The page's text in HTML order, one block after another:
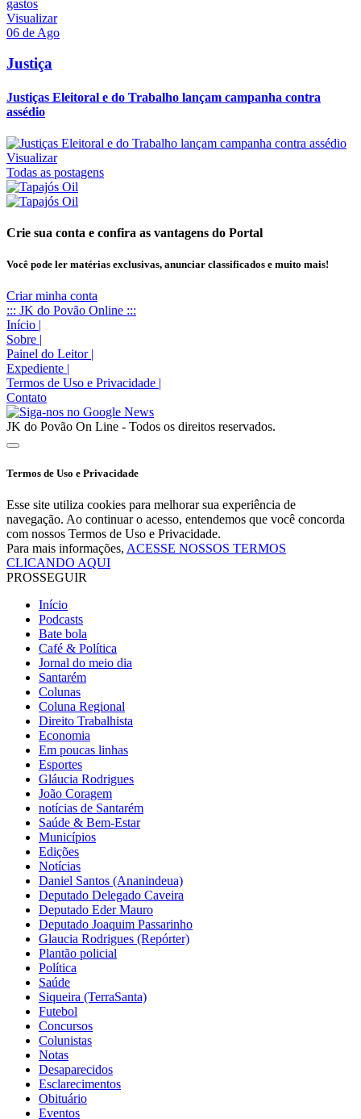
Visualizar
06 de Ago
Justiça
Justiças Eleitoral e do Trabalho lançam campanha contra
assédio
Visualizar
Todas as postagens
Crie sua conta e confira as vantagens do Portal
Você pode ler matérias exclusivas, anunciar classificados e muito mais!
Criar minha conta
::: JK do Povão Online :::
Início
Sobre
Painel do Leitor
Expediente
Termos de Uso e Privacidade
Contato
JK do Povão On Line - Todos os direitos reservados.
Termos de Uso e Privacidade
Esse site utiliza cookies para melhorar sua experiência de
navegação. Ao continuar o acesso, entendemos que você concorda
com nossos Termos de Uso e Privacidade.
Para mais informações, ACESSE NOSSOS TERMOS
CLICANDO AQUI
PROSSEGUIR
Início
Podcasts
Bate bola
Café & Política
Jornal do meio dia
Santarém
Colunas
Coluna Regional
Direito Trabalhista
Economia
Em poucas linhas
Esportes
Gláucia Rodrigues
João Coragem
notícias de Santarém
Saúde & Bem-Estar
Municípios
Edições
Notícias
Daniel Santos (Ananindeua)
Deputado Delegado Caveira
Deputado Eder Mauro
Deputado Joaquim Passarinho
Glaucia Rodrigues (Repórter)
Plantão policial
Política
Saúde
Siqueira (TerraSanta)
Futebol
Concursos
Colunistas
Notas
Desaparecidos
Esclarecimentos
Obituário
Eventos